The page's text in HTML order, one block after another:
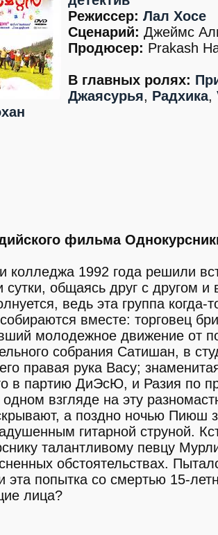
Режиссер: Лал Хосе
Сценарий: Джеймс
Продюсер: Prakash
В главных ролях:
Джаясурья, Радхика,
фильма
колледжа 1992 года решили
сутки, общаясь друг с другом
ведь эта группа
вместе: торговец
молодежное движение от
собрания Сатишан, в
правая рука Васу;
в партию ДиЭсЮ, и Разия по
взгляде на эту
а поздно ночью Пиюш
гитарной струной.
талантливому певцу
обстоятельствах.
эта попытка со смертью 15-
лица?